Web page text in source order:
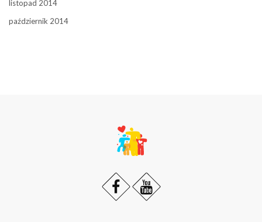
listopad 2014
październik 2014